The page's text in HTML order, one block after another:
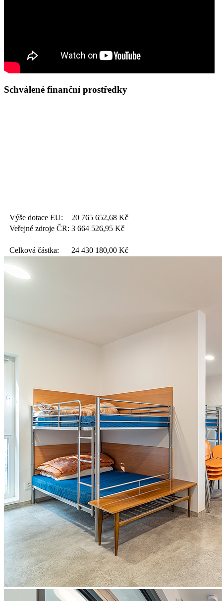
Schválené finanční prostředky
Výše dotace EU: 20 765 652,68 Kč
Veřejné zdroje ČR: 3 664 526,95 Kč
Celková částka: 24 430 180,00 Kč